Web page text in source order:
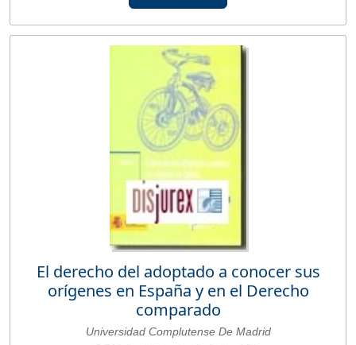
El derecho del adoptado a conocer sus
orígenes en España y en el Derecho
comparado
Universidad Complutense De Madrid